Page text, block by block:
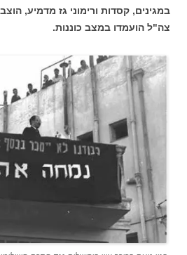
במגינים, קסדות ורימוני גז מדמיע,
צה"ל הועמדו במצב כוננות.